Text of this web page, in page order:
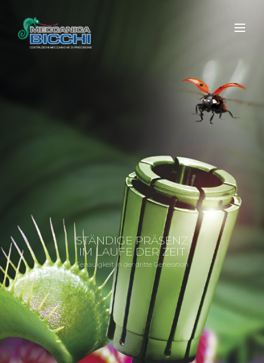
STÄNDIGE PRÄSENZ
IM LAUFE DER ZEIT
Genauigkeit in der dritte Generation